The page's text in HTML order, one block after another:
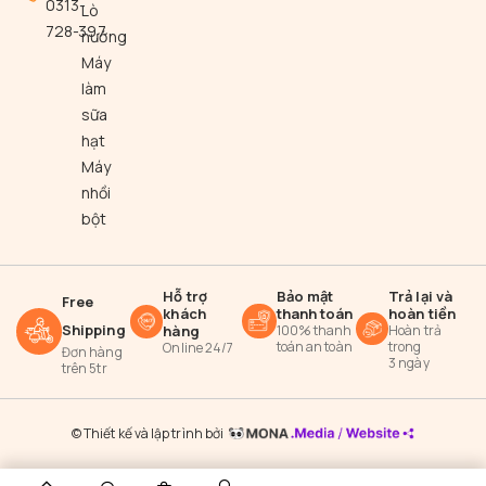
0313-
728-397
Lò
nướng
Máy
làm
sữa
hạt
Máy
nhồi
bột
Free
Shipping
Đơn hàng
trên 5tr
Hỗ trợ
khách
hàng
Online 24/7
Bảo mật
thanh toán
100% thanh
toán an toàn
Trả lại và
hoàn tiền
Hoàn trả
trong
3 ngày
© Thiết kế và lập trình bởi